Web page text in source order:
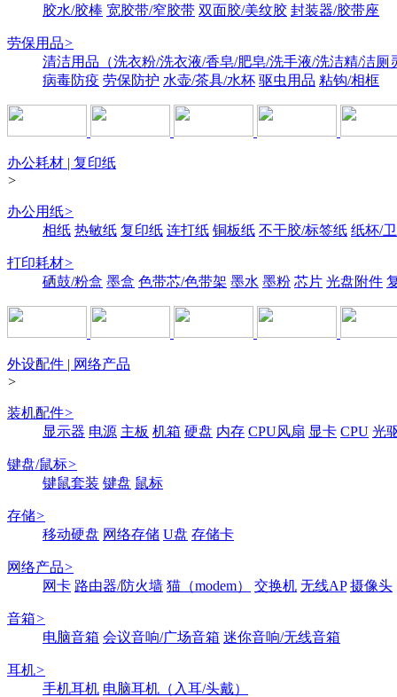
胶水/胶棒 宽胶带/窄胶带 双面胶/美纹胶 封装器/胶带座
劳保用品>
清洁用品（洗衣粉/洗衣液/香皂/肥皂/洗手液/洗洁精/洁厕
病毒防疫 劳保防护 水壶/茶具/水杯 驱虫用品 粘钩/相框
办公耗材 | 复印纸
>
办公用纸>
相纸 热敏纸 复印纸 连打纸 铜板纸 不干胶/标签纸 纸杯/
打印耗材>
硒鼓/粉盒 墨盒 色带芯/色带架 墨水 墨粉 芯片 光盘附件
外设配件 | 网络产品
>
装机配件>
显示器 电源 主板 机箱 硬盘 内存 CPU风扇 显卡 CPU 光
键盘/鼠标>
键鼠套装 键盘 鼠标
存储>
移动硬盘 网络存储 U盘 存储卡
网络产品>
网卡 路由器/防火墙 猫（modem） 交换机 无线AP 摄像头
音箱>
电脑音箱 会议音响/广场音箱 迷你音响/无线音箱
耳机>
手机耳机 电脑耳机（入耳/头戴）